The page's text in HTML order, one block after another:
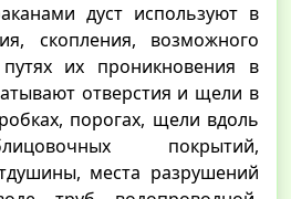
дуст используют в
скопления, возможного
их проникновения в
отверстия и щели в
порогах, щели вдоль
покрытий,
места разрушений